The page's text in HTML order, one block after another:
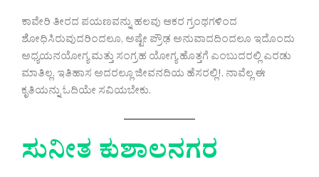
ಕಾವೇರಿ ತೀರದ ಪಯಣವನ್ನು ಹಲವು ಆಕರ ಗ್ರಂಥಗಳಿಂದ
ಶೋಧಿಸಿರುವುದರಿಂದಲೂ, ಅಷ್ಟೇ ಪ್ರೌಢ ಅನುವಾದದಿಂದಲೂ ಇದೊಂದು
ಅಧ್ಯಯನಯೋಗ್ಯ ಮತ್ತು ಸಂಗ್ರಹ ಯೋಗ್ಯ ಹೊತ್ತಗೆ ಎಂಬುದರಲ್ಲಿ ಎರಡು
ಮಾತಿಲ್ಲ. ಇತಿಹಾಸ ಅದರಲ್ಲೂ ಜೀವನದಿಯ ಹೆಸರಲ್ಲಿ!. ನಾವೆಲ್ಲ ಈ
ಕೃತಿಯನ್ನು ಓದಿಯೇ ಸವಿಯಬೇಕು.
ಸುನೀತ ಕುಶಾಲನಗರ